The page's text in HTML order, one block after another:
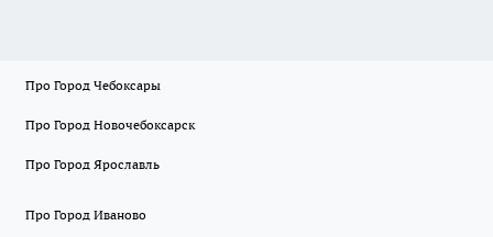
Про Город Чебоксары
Про Город Новочебоксарск
Про Город Ярославль
Про Город Иваново